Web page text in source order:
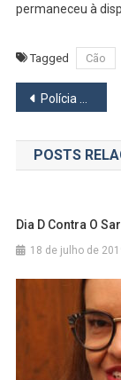
permaneceu à
Tagged Cão
de
Post
Polícia prende em Osasco, acusado de ter matado empresário capixaba a pauladas
POSTS
Dia D Contra O
18 de julho de